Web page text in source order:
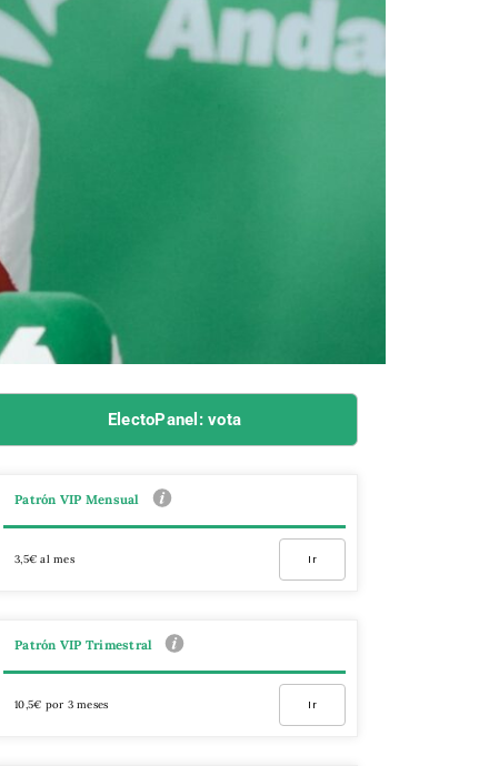
ElectoPanel: vota
Patrón VIP Mensual
3,5€ al mes Ir
Patrón VIP Trimestral
10,5€ por 3 meses Ir